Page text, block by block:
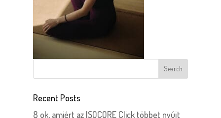
Recent Posts
8 ok, amiért az ISOCORE Click többet nyújt